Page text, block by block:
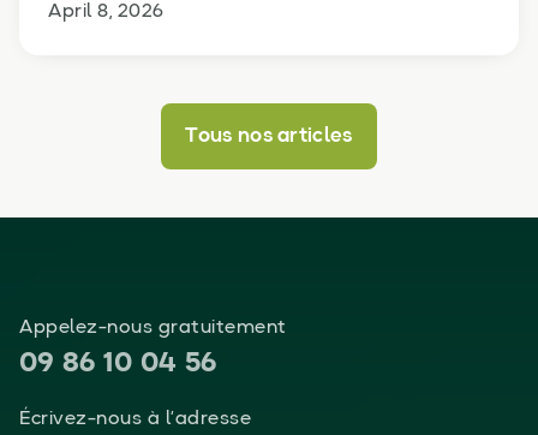
April 8, 2026
Tous nos articles
Appelez-nous gratuitement
09 86 10 04 56
Écrivez-nous à l’adresse